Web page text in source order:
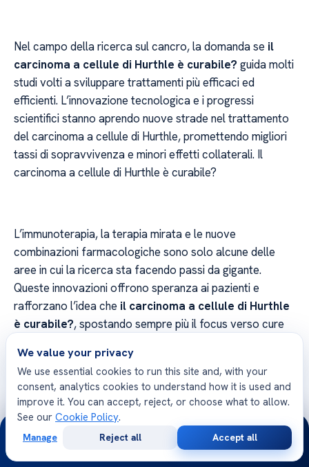
Nel campo della ricerca sul cancro, la domanda se il
carcinoma a cellule di Hurthle è curabile? guida molti
studi volti a sviluppare trattamenti più efficaci ed
efficienti. L’innovazione tecnologica e i progressi
scientifici stanno aprendo nuove strade nel trattamento
del carcinoma a cellule di Hurthle, promettendo migliori
tassi di sopravvivenza e minori effetti collaterali. Il
carcinoma a cellule di Hurthle è curabile?
L’immunoterapia, la terapia mirata e le nuove
combinazioni farmacologiche sono solo alcune delle
aree in cui la ricerca sta facendo passi da gigante.
Queste innovazioni offrono speranza ai pazienti e
rafforzano l’idea che il carcinoma a cellule di Hurthle
è curabile?, spostando sempre più il focus verso cure
curabile?
Gli studi clinici giocano un ruolo cruciale
nell’avanzamento delle conoscenze mediche su come
trattare efficacemente il carcinoma a cellule di Hurthle.
We value your privacy
We use essential cookies to run this site and, with your
consent, analytics cookies to understand how it is used and
improve it. You can accept, reject, or choose what to allow.
See our Cookie Policy.
Manage Reject all Accept all
24/7
Consultation
Opinion